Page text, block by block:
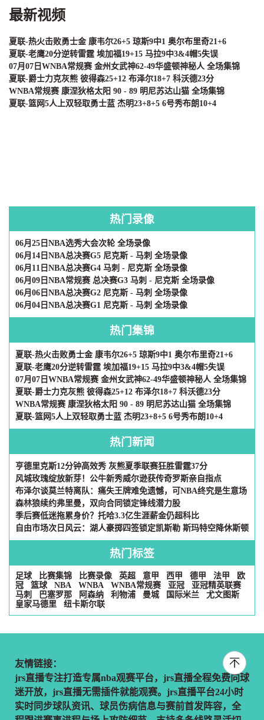
最新视频
夏联-热火击败勇士金 康韦尔26+5 琼斯9中1 奥尔布里奇21+6
夏联-老鹰20分逆转雷霆 埃加福19+15 马拉9中3&4帽5失误
07月07日WNBA常规赛 金州女武神62-49华盛顿神秘人 全场集锦
夏联-爵士力克灰熊 彼得森25+12 布泽尔18+7 科沃德23分
WNBA常规赛 康涅狄格太阳 90 - 89 明尼苏达山猫 全场集锦
夏联-篮网5人上双轻取勇士蓝 杰明23+8+5 6号秀布朗10+4
热门录像
06月25日NBA选秀大会次轮 全场录像
06月14日NBA总决赛G5 尼克斯 - 马刺 全场录像
06月11日NBA总决赛G4 马刺 - 尼克斯 全场录像
06月09日NBA常规赛 总决赛G3 马刺 - 尼克斯 全场录像
06月06日NBA总决赛G2 尼克斯 - 马刺 全场录像
06月04日NBA总决赛G1 尼克斯 - 马刺 全场录像
热门集锦
夏联-热火击败勇士金 康韦尔26+5 琼斯9中1 奥尔布里奇21+6
夏联-老鹰20分逆转雷霆 埃加福19+15 马拉9中3&4帽5失误
07月07日WNBA常规赛 金州女武神62-49华盛顿神秘人 全场集锦
夏联-爵士力克灰熊 彼得森25+12 布泽尔18+7 科沃德23分
WNBA常规赛 康涅狄格太阳 90 - 89 明尼苏达山猫 全场集锦
夏联-篮网5人上双轻取勇士蓝 杰明23+8+5 6号秀布朗10+4
热门新闻
亨德里克斯12分钟高效秀 灰熊夏季联赛狂胜雷霆37分
风城玫瑰绽放新芽！公牛新秀威尔逊获传奇罗斯亲自指点
布泽尔谈莫兰特离队：痛失王牌难免遗憾，可NBA终究是生意场
森林狼续约弗里曼，双向合同锁定锋线潜力股
季后赛低迷拖累身价？托哈3.3亿生涯薪金仍超科比
自由市场次日风云：湖人豪掷四签锁定凯斯勒 斯玛特空降休斯顿
热门标签
足球 比赛集锦 比赛录像 英超 意甲 西甲 德甲 法甲
欧
冠
篮球 NBA WNBA WNBA常规赛 亚冠
亚冠精英联赛
马刺
巴塞罗那 阿森纳 利物浦 曼城 国际米兰
尤文图斯
皇家马德里
纽卡斯尔联
友情链接：
jrs直播专注打造专属nba观赛平台，jrs直播全程免费向球
迷开放，jrs直播无需插件就能观赛。jrs直播平台24小时
实时同步球队资讯、球员伤病信息与赛前首发阵容，全